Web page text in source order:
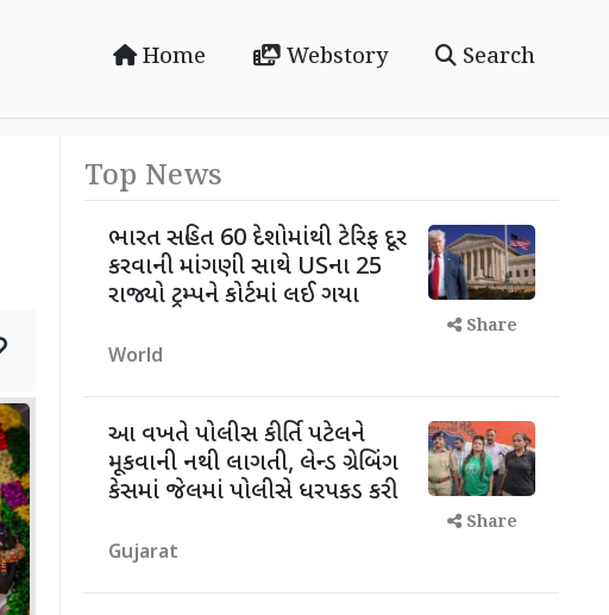
Home Webstory Search
Top News
ભારત સહિત 60 દેશોમાંથી ટેરિફ દૂર
કરવાની માંગણી સાથે USના 25
રાજ્યો ટ્રમ્પને કોર્ટમાં લઈ ગયા
World
Share
આ વખતે પોલીસ કીર્તિ પટેલને
મૂકવાની નથી લાગતી, લેન્ડ ગ્રેબિંગ
કેસમાં જેલમાં પોલીસે ધરપકડ કરી
Gujarat
Share